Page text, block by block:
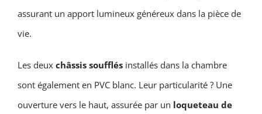
assurant un apport lumineux généreux dans la pièce de
vie.
Les deux châssis soufflés installés dans la chambre
sont également en PVC blanc. Leur particularité ? Une
ouverture vers le haut, assurée par un loqueteau de